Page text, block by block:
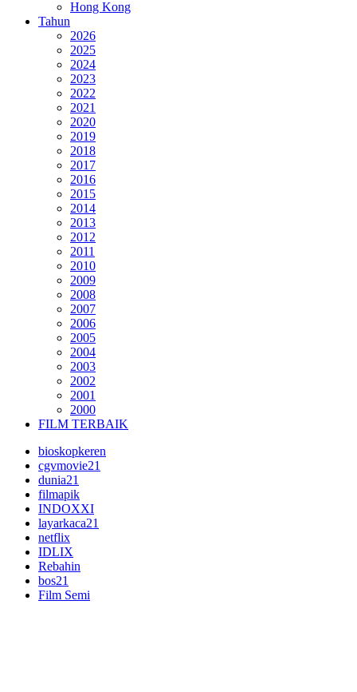
Hong Kong
Tahun
2026
2025
2024
2023
2022
2021
2020
2019
2018
2017
2016
2015
2014
2013
2012
2011
2010
2009
2008
2007
2006
2005
2004
2003
2002
2001
2000
FILM TERBAIK
bioskopkeren
cgvmovie21
dunia21
filmapik
INDOXXI
layarkaca21
netflix
IDLIX
Rebahin
bos21
Film Semi